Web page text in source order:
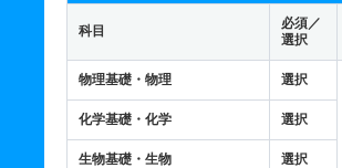
科目
必須／
選択
物理基礎・物理 選択
化学基礎・化学 選択
生物基礎・生物 選択